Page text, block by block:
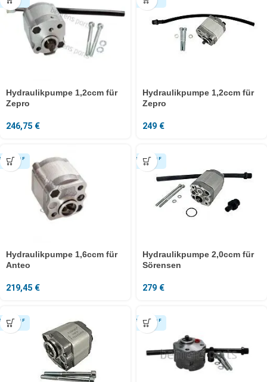
Hydraulikpumpe 1,2ccm für
Zepro
246,75 €
Hydraulikpumpe 1,2ccm für
Zepro
249 €
Hydraulikpumpe 1,6ccm für
Anteo
219,45 €
Hydraulikpumpe 2,0ccm für
Sörensen
279 €